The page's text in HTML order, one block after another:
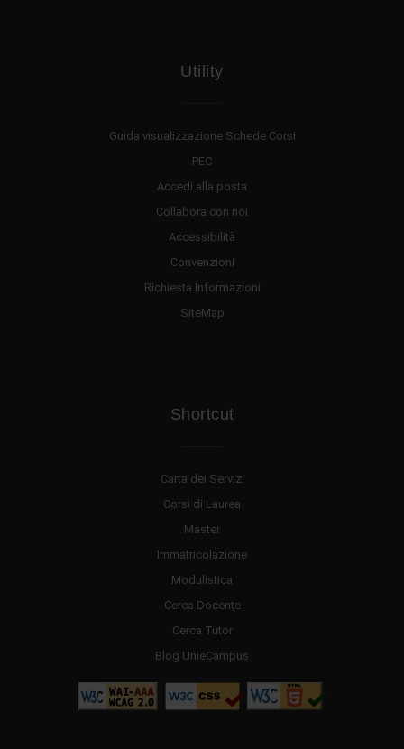
Utility
Guida visualizzazione Schede Corsi
PEC
Accedi alla posta
Collabora con noi
Accessibilità
Convenzioni
Richiesta Informazioni
SiteMap
Shortcut
Carta dei Servizi
Corsi di Laurea
Master
Immatricolazione
Modulistica
Cerca Docente
Cerca Tutor
Blog UnieCampus